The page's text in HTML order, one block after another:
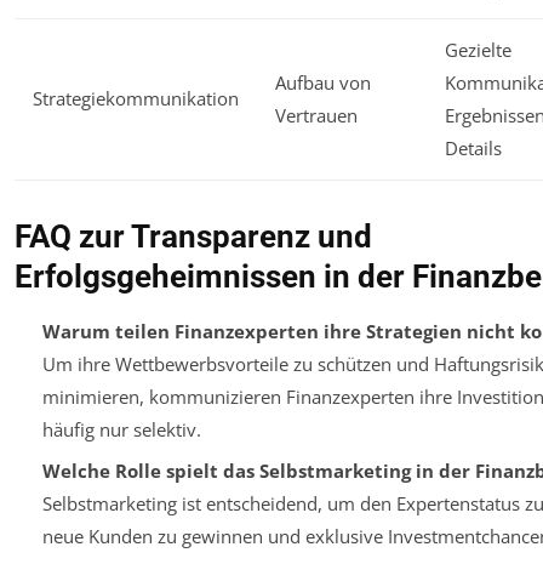
Strategiekommunikation
Aufbau von
Vertrauen
Gezielte
Details
FAQ zur Transparenz und
Erfolgsgeheimnissen in der
Warum teilen Finanzexperten ihre Strategien nicht
Um ihre Wettbewerbsvorteile zu schützen und
minimieren, kommunizieren Finanzexperten ihre
häufig nur selektiv.
Welche Rolle spielt das Selbstmarketing in der
Selbstmarketing ist entscheidend, um den Expertenstatus
neue Kunden zu gewinnen und exklusive